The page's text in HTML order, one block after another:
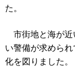
た。
市街地と海が近
い警備が求めら
化を図りました。